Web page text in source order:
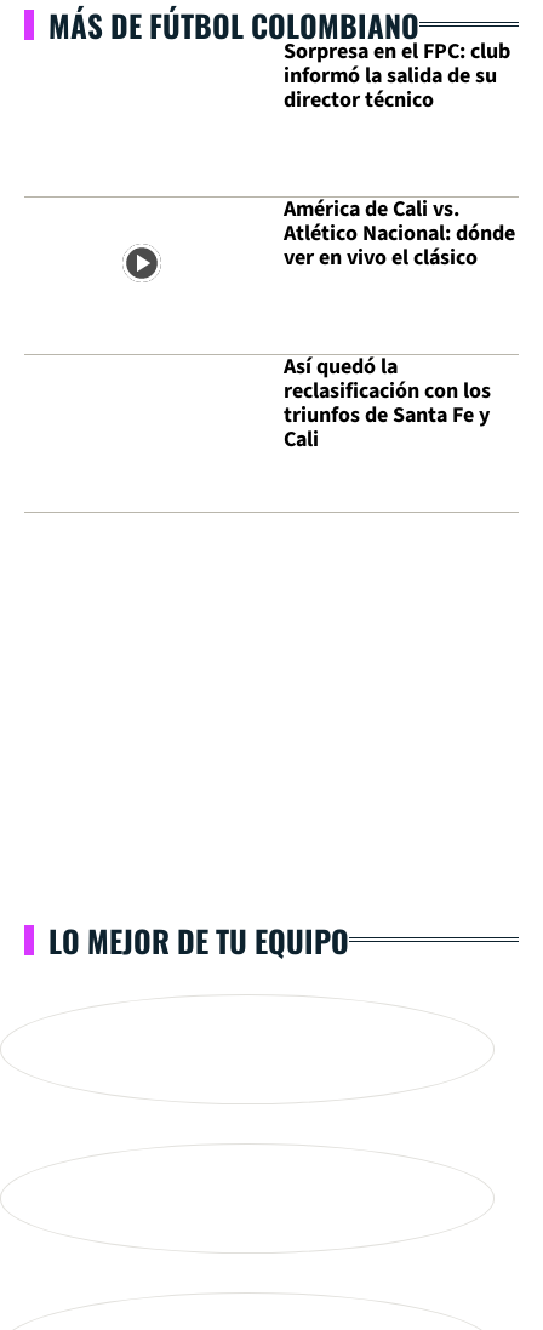
MÁS DE FÚTBOL COLOMBIANO
Sorpresa en el FPC: club
informó la salida de su
director técnico
América de Cali vs.
Atlético Nacional: dónde
ver en vivo el clásico
Así quedó la
reclasificación con los
triunfos de Santa Fe y
Cali
LO MEJOR DE TU EQUIPO